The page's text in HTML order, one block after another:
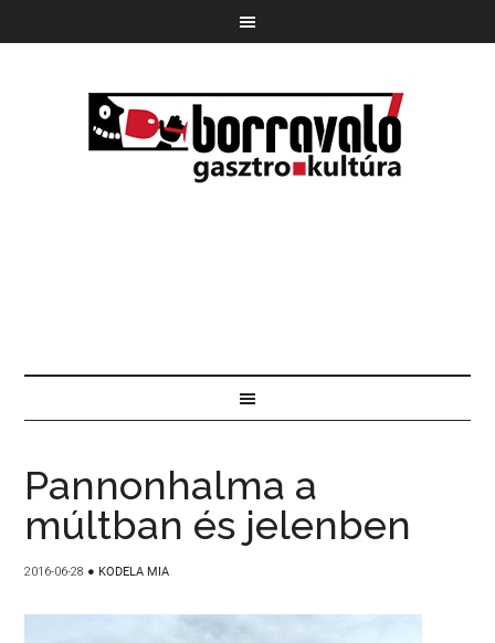
Pannonhalma a
múltban és jelenben
2016-06-28 ● KODELA MIA